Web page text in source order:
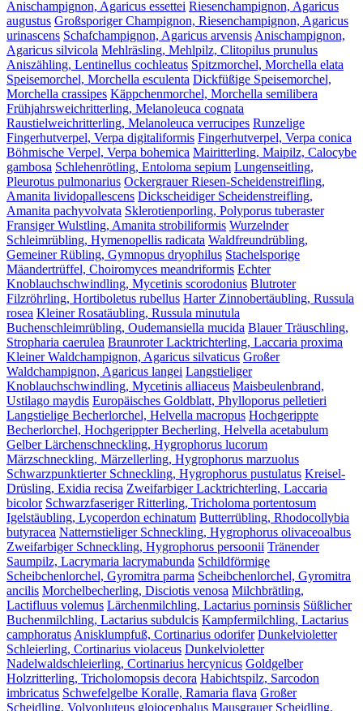
Anischampignon, Agaricus essettei Riesenchampignon, Agaricus
augustus Großsporiger Champignon, Riesenchampignon, Agaricus
urinascens Schafchampignon, Agaricus arvensisAnischampignon,
Agaricus silvicola Mehlräsling, Mehlpilz, Clitopilus prunulus
Aniszähling, Lentinellus cochleatus Spitzmorchel, Morchella elata
Speisemorchel, Morchella esculenta Dickfüßige Speisemorchel,
Morchella crassipes Käppchenmorchel, Morchella semilibera
Frühjahrsweichritterling, Melanoleuca cognata
Raustielweichritterling, Melanoleuca verrucipes Runzelige
Fingerhutverpel, Verpa digitaliformis Fingerhutverpel, Verpa conica
Böhmische Verpel, Verpa bohemica Mairitterling, Maipilz, Calocybe
gambosa Schlehenrötling, Entoloma sepium Lungenseitling,
Pleurotus pulmonarius Ockergrauer Riesen-Scheidenstreifling,
Amanita lividopallescens Dickscheidiger Scheidenstreifling,
Amanita pachyvolvata Sklerotienporling, Polyporus tuberaster
Fransiger Wulstling, Amanita strobiliformis Wurzelnder
Schleimrübling, Hymenopellis radicata Waldfreundrübling,
Gemeiner Rübling, Gymnopus dryophilus Stachelsporige
Mäandertrüffel, Choiromyces meandriformis Echter
Knoblauchschwindling, Mycetinis scorodonius Blutroter
Filzröhrling, Hortiboletus rubellus Harter Zinnobertäubling, Russula
rosea Kleiner Rosatäubling, Russula minutula
Buchenschleimrübling, Oudemansiella mucida Blauer Träuschling,
Stropharia caerulea Braunroter Lacktrichterling, Laccaria proxima
Kleiner Waldchampignon, Agaricus silvaticus Großer
Waldchampignon, Agaricus langei Langstieliger
Knoblauchschwindling, Mycetinis alliaceus Maisbeulenbrand,
Ustilago maydis Europäisches Goldblatt, Phylloporus pelletieri
Langstielige Becherlorchel, Helvella macropus Hochgerippte
Becherlorchel, Hochgerippter Becherling, Helvella acetabulum
Gelber Lärchenschneckling, Hygrophorus lucorum
Märzschneckling, Märzellerling, Hygrophorus marzuolus
Schwarzpunktierter Schneckling, Hygrophorus pustulatus Kreisel-
Drüsling, Exidia recisa Zweifarbiger Lacktrichterling, Laccaria
bicolor Schwarzfaseriger Ritterling, Tricholoma portentosum
Igelstäubling, Lycoperdon echinatum Butterrübling, Rhodocollybia
butyracea Natternstieliger Schneckling, Hygrophorus olivaceoalbus
Zweifarbiger Schneckling, Hygrophorus persoonii Tränender
Saumpilz, Lacrymaria lacrymabunda Schildförmige
Scheibchenlorchel, Gyromitra parma Scheibchenlorchel, Gyromitra
ancilis Morchelbecherling, Disciotis venosa Milchbrätling,
Lactifluus volemus Lärchenmilchling, Lactarius porninsis Süßlicher
Buchenmilchling, Lactarius subdulcis Kampfermilchling, Lactarius
camphoratusAnisklumpfuß, Cortinarius odorifer Dunkelvioletter
Schleierling, Cortinarius violaceus Dunkelvioletter
Nadelwaldschleierling, Cortinarius hercynicus Goldgelber
Holzritterling, Tricholomopsis decora Habichtspilz, Sarcodon
imbricatus Schwefelgelbe Koralle, Ramaria flava Großer
Scheidling, Volvopluteus gloiocephalus Mausgrauer Scheidling,